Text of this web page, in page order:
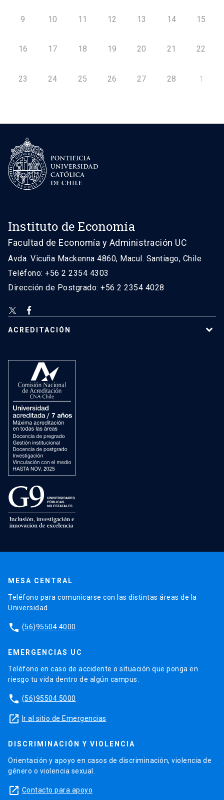
9 10 11 12 13 14 15
16 17 18 19 20 21 22
23 24 25 26 27 28 1
Instituto de Economía
Facultad de Economía y Administración UC
Avda. Vicuña Mackenna 4860, Macul. Santiago, Chile
Teléfono: +56 2 2354 4303
Dirección de Postgrado: +56 2 2354 4028
ACREDITACIÓN
MESA CENTRAL
Teléfono para comunicarse con las distintas áreas de la
Universidad.
phone (56)95504 4000
EMERGENCIAS UC
Teléfono en caso de accidente o situación que ponga en
riesgo tu vida dentro de algún campus.
phone (56)95504 5000
launch Ir al sitio de Emergencias
DISCRIMINACIÓN Y VIOLENCIA
Orientación y apoyo en casos de discriminación, violencia de
género o violencia sexual.
launch Contacto para apoyo